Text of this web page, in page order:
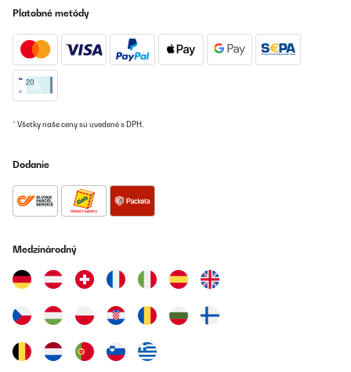
Amazon user
Preložiť
La forme m à plu. Je l ai acheté. Très bon produit mais attention
Utilisateur d'Amazon
Tolles, schickes Hochbeet. Leider ist innen eine superdünne
Plastikfolie, die mühsam entfernt werden muss. Das dauerte bei
Amazon-Benutzer
Platobné metódy
* Všetky naše ceny sú uvedené s DPH.
Dodanie
Medzinárodný